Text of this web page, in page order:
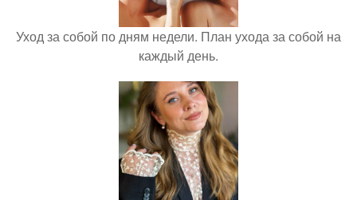
Уход за собой по дням недели. План ухода за собой на
каждый день.